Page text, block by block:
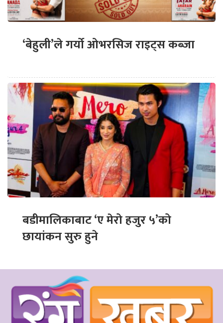
‘बेहुली’ले गर्यो ओभरसिज राइट्स कब्जा
बडीमालिकाबाट ‘ए मेरो हजुर ५’को
छायांकन सुरु हुने